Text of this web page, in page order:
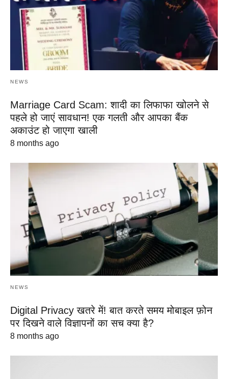
NEWS
Marriage Card Scam: शादी का लिफाफा खोलने से
पहले हो जाएं सावधान! एक गलती और आपका बैंक
अकाउंट हो जाएगा खाली
8 months ago
NEWS
Digital Privacy खतरे में! बात करते समय मोबाइल फ़ोन
पर दिखने वाले विज्ञापनों का सच क्या है?
8 months ago